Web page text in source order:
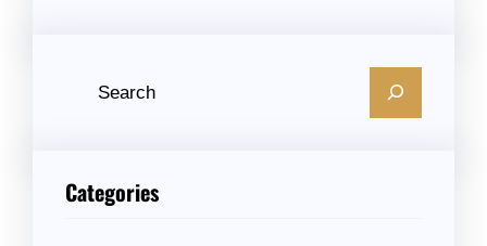
Categories